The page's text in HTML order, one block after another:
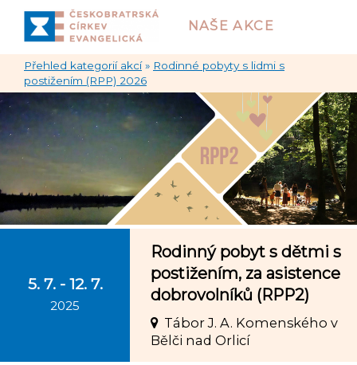
NAŠE AKCE
Přehled kategorií akcí» Rodinné pobyty s lidmi s
postižením (RPP) 2026
5. 7. - 12. 7.
2025
Rodinný pobyt s dětmi s
postižením, za asistence
dobrovolníků (RPP2)
Tábor J. A. Komenského v
Bělči nad Orlicí